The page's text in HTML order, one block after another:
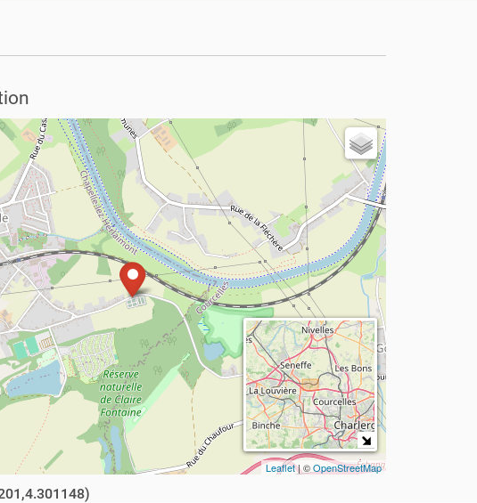
Leaflet| ©OpenStreetMap